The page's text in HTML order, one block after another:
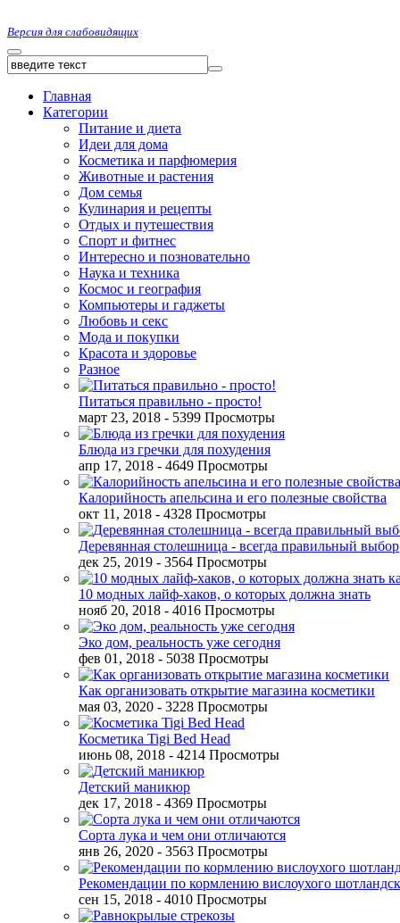
Версия для слабовидящих
Главная
Категории
Питание и диета
Идеи для дома
Косметика и парфюмерия
Животные и растения
Дом семья
Кулинария и рецепты
Отдых и путешествия
Спорт и фитнес
Интересно и позновательно
Наука и техника
Космос и география
Компьютеры и гаджеты
Любовь и секс
Мода и покупки
Красота и здоровье
Разное
Питаться правильно - просто!
март 23, 2018 - 5399 Просмотры
Блюда из гречки для похудения
апр 17, 2018 - 4649 Просмотры
Калорийность апельсина и его полезные свойства
окт 11, 2018 - 4328 Просмотры
Деревянная столешница - всегда правильный выбор
дек 25, 2019 - 3564 Просмотры
10 модных лайф-хаков, о которых должна знать
нояб 20, 2018 - 4016 Просмотры
Эко дом, реальность уже сегодня
фев 01, 2018 - 5038 Просмотры
Как организовать открытие магазина косметики
мая 03, 2020 - 3228 Просмотры
Косметика Tigi Bed Head
июнь 08, 2018 - 4214 Просмотры
Детский маникюр
дек 17, 2018 - 4369 Просмотры
Сорта лука и чем они отличаются
янв 26, 2020 - 3563 Просмотры
Рекомендации по кормлению вислоухого
сен 15, 2018 - 4010 Просмотры